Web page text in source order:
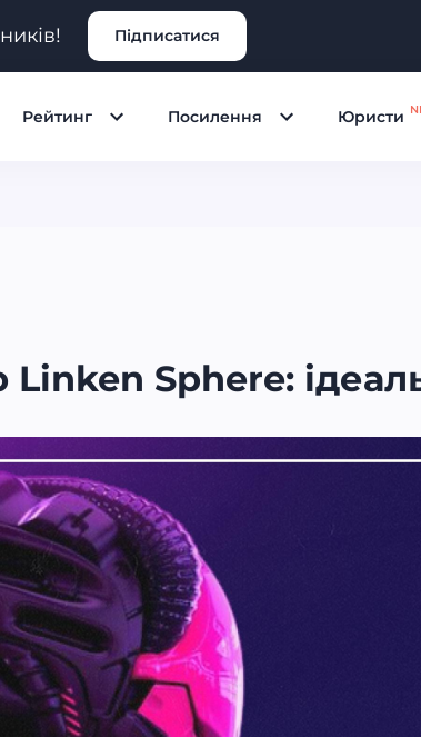
Підписатися
Рейтинг Посилення Юристи
Sphere: